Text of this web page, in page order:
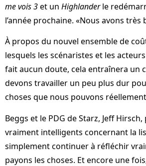
me vois 3et un Highlanderle
l’année prochaine. «Nous avons très
À propos du nouvel ensemble de
lesquels les scénaristes et les
fait aucun doute, cela entraînera un
devons travailler un peu plus dur
choses que nous pouvons
Beggs et le PDG de Starz, Jeff
vraiment intelligents concernant la
simplement continuer à réfléchir
payons les choses. Et encore une